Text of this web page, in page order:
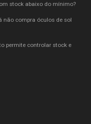
stock abaixo do mínimo?
não compra óculos de sol
permite controlar stock e